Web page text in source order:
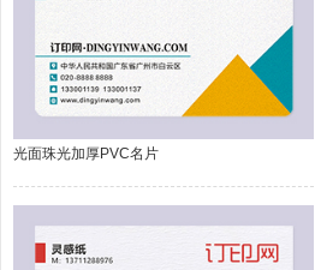
光面珠光加厚PVC名片